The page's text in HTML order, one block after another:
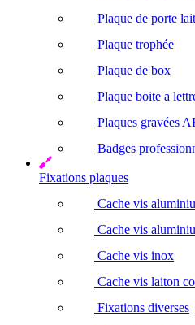
Plaque de porte
Plaque trophée
Plaque de box
Plaque boite a
Plaques gravées
Badges
Fixations plaques
Cache vis
Cache vis
Cache vis inox
Cache vis laiton
Fixations diverses